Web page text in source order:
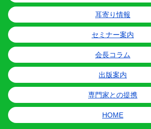
耳寄り情報
セミナー案内
会長コラム
出版案内
専門家との提携
HOME